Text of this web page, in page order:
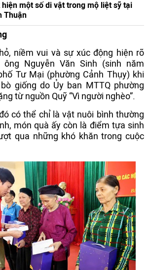
một số di vật trong mộ liệt sỹ tại
Thuận
niềm vui và sự xúc động hiện rõ
Nguyễn Văn Sinh (sinh năm
Tư Mại (phường Cảnh Thụy) khi
giống do Ủy ban MTTQ phường
từ nguồn Quỹ “Vì người nghèo”.
có thể chỉ là vật nuôi bình thường
món quà ấy còn là điểm tựa sinh
qua những khó khăn trong cuộc